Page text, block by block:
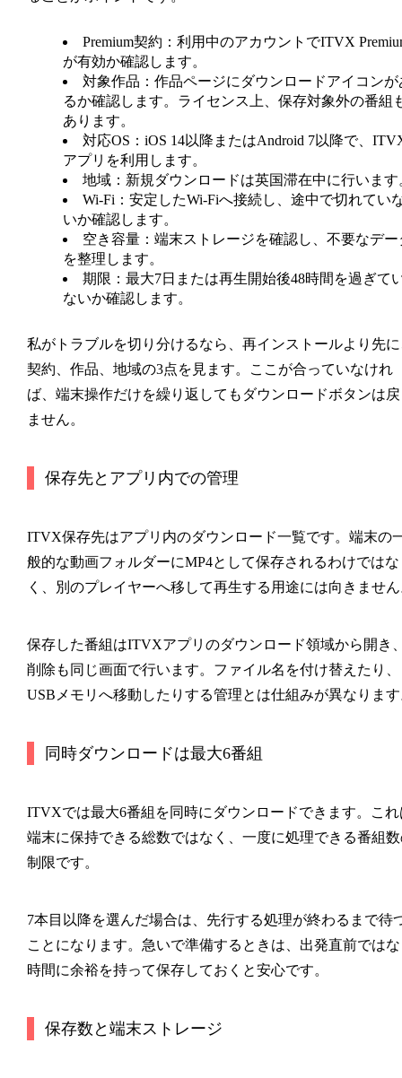
Premium契約： 利用中のアカウントでITVX
が有効か確認します。
対象作品： 作品ページにダウンロードアイコンが
るか確認します。ライセンス上、保存対象外の番組
あります。
対応OS： iOS 14以降またはAndroid 7以降で、
アプリを利用します。
地域： 新規ダウンロードは英国滞在中に行います
Wi-Fi： 安定したWi-Fiへ接続し、途中で切れてい
いか確認します。
空き容量： 端末ストレージを確認し、不要なデー
を整理します。
期限： 最大7日または再生開始後48時間を過ぎて
ないか確認します。
私がトラブルを切り分けるなら、再インストールより先
契約、作品、地域の3点を見ます。ここが合っていなけれ
ば、端末操作だけを繰り返してもダウンロードボタンは
ません。
保存先とアプリ内での管理
ITVX保存先はアプリ内のダウンロード一覧です。端末の
般的な動画フォルダーにMP4として保存されるわけではな
く、別のプレイヤーへ移して再生する用途には向きませ
保存した番組はITVXアプリのダウンロード領域から開き
削除も同じ画面で行います。ファイル名を付け替えたり、
USBメモリへ移動したりする管理とは仕組みが異なりま
同時ダウンロードは最大6番組
ITVXでは最大6番組を同時にダウンロードできます。これ
端末に保持できる総数ではなく、一度に処理できる番組
制限です。
7本目以降を選んだ場合は、先行する処理が終わるまで待
ことになります。急いで準備するときは、出発直前では
時間に余裕を持って保存しておくと安心です。
保存数と端末ストレージ